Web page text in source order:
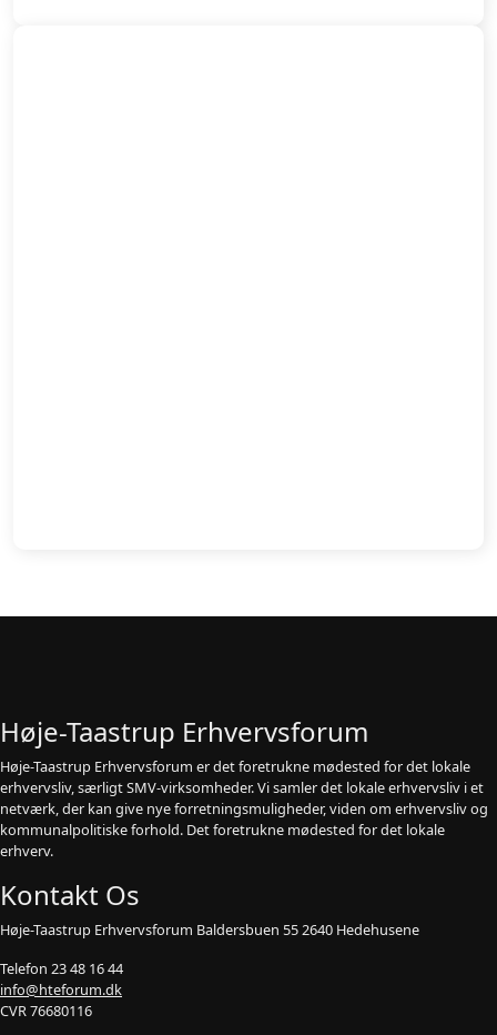
Høje-Taastrup Erhvervsforum
Høje-Taastrup Erhvervsforum er det foretrukne mødested for det lokale
erhvervsliv, særligt SMV-virksomheder. Vi samler det lokale erhvervsliv i et
netværk, der kan give nye forretningsmuligheder, viden om erhvervsliv og
kommunalpolitiske forhold. Det foretrukne mødested for det lokale
erhverv.
Kontakt Os
Høje-Taastrup Erhvervsforum Baldersbuen 55 2640 Hedehusene
Telefon 23 48 16 44
info@hteforum.dk
CVR 76680116